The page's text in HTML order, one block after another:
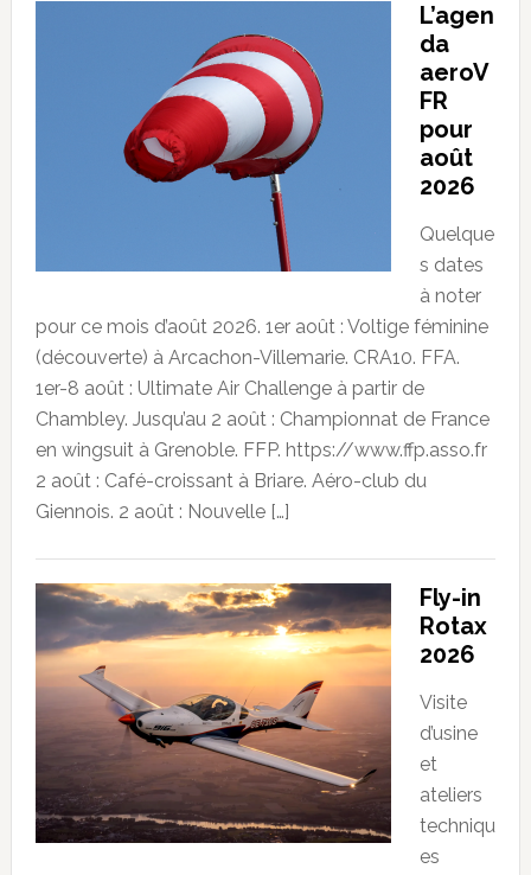
L’agen
da
aeroV
FR
pour
août
2026
Quelque
s dates
à noter
pour ce mois d’août 2026. 1er août : Voltige féminine
(découverte) à Arcachon-Villemarie. CRA10. FFA.
1er-8 août : Ultimate Air Challenge à partir de
Chambley. Jusqu’au 2 août : Championnat de France
en wingsuit à Grenoble. FFP. https://www.ffp.asso.fr
2 août : Café-croissant à Briare. Aéro-club du
Giennois. 2 août : Nouvelle […]
Fly-in
Rotax
2026
Visite
d’usine
et
ateliers
techniqu
es